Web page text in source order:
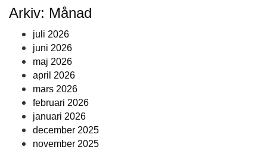
Arkiv: Månad
juli 2026
juni 2026
maj 2026
april 2026
mars 2026
februari 2026
januari 2026
december 2025
november 2025